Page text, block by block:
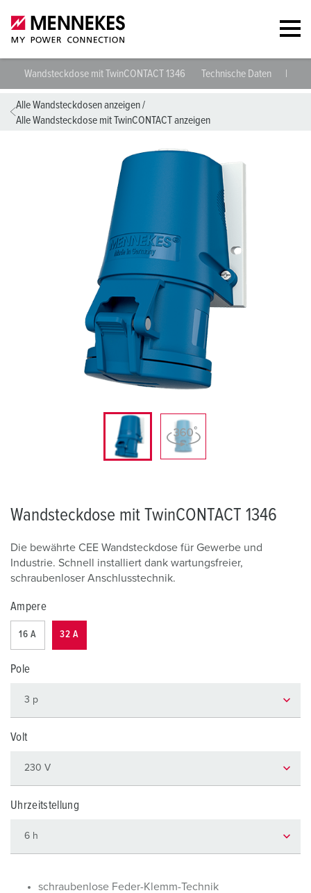
Wandsteckdose mit TwinCONTACT 1346 Technische Daten
Alle Wandsteckdosen anzeigen/
Alle Wandsteckdose mit TwinCONTACT anzeigen
Wandsteckdose mit TwinCONTACT 1346
Die bewährte CEE Wandsteckdose für Gewerbe und
Industrie. Schnell installiert dank wartungsfreier,
schraubenloser Anschlusstechnik.
Ampere
16 A 32 A
Pole
Volt
Uhrzeitstellung
schraubenlose Feder-Klemm-Technik